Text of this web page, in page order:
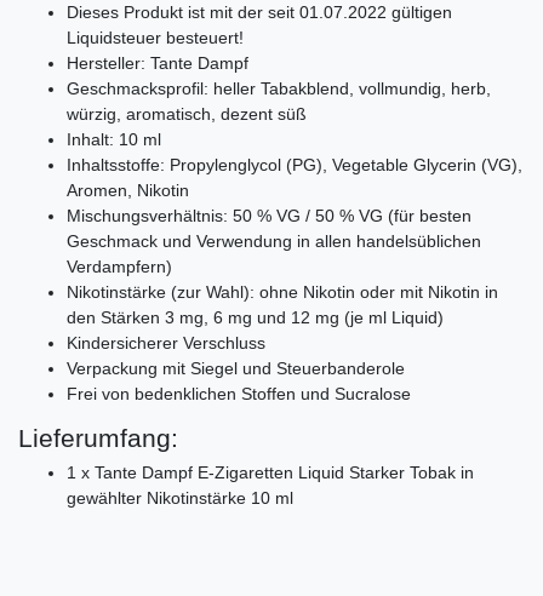
Dieses Produkt ist mit der seit 01.07.2022 gültigen
Liquidsteuer besteuert!
Hersteller: Tante Dampf
Geschmacksprofil: heller Tabakblend, vollmundig, herb,
würzig, aromatisch, dezent süß
Inhalt: 10 ml
Inhaltsstoffe: Propylenglycol (PG), Vegetable Glycerin (VG),
Aromen, Nikotin
Mischungsverhältnis: 50 % VG / 50 % VG (für besten
Geschmack und Verwendung in allen handelsüblichen
Verdampfern)
Nikotinstärke (zur Wahl): ohne Nikotin oder mit Nikotin in
den Stärken 3 mg, 6 mg und 12 mg (je ml Liquid)
Kindersicherer Verschluss
Verpackung mit Siegel und Steuerbanderole
Frei von bedenklichen Stoffen und Sucralose
Lieferumfang:
1 x Tante Dampf E-Zigaretten Liquid Starker Tobak in
gewählter Nikotinstärke 10 ml